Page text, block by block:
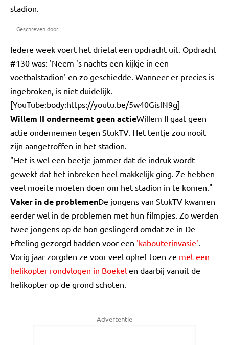
stadion.
Geschreven door
Iedere week voert het drietal een opdracht uit. Opdracht
#130 was: 'Neem 's nachts een kijkje in een
voetbalstadion' en zo geschiedde. Wanneer er precies is
ingebroken, is niet duidelijk.
[YouTube:body:https://youtu.be/5w40GislN9g]
Willem II onderneemt geen actieWillem II gaat geen
actie ondernemen tegen StukTV. Het tentje zou nooit
zijn aangetroffen in het stadion.
"Het is wel een beetje jammer dat de indruk wordt
gewekt dat het inbreken heel makkelijk ging. Ze hebben
veel moeite moeten doen om het stadion in te komen."
Vaker in de problemenDe jongens van StukTV kwamen
eerder wel in de problemen met hun filmpjes. Zo werden
twee jongens op de bon geslingerd omdat ze in De
Efteling gezorgd hadden voor een 'kabouterinvasie'.
Vorig jaar zorgden ze voor veel ophef toen ze met een
helikopter rondvlogen in Boekel en daarbij vanuit de
helikopter op de grond schoten.
Advertentie